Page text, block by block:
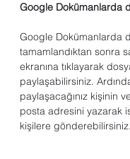
Google Dokümanlarda
Google Dokümanlarda
tamamlandıktan sonra
ekranına tıklayarak
paylaşabilirsiniz.
paylaşacağınız kişinin
posta adresini yazarak
kişilere gönderebilirsiniz.